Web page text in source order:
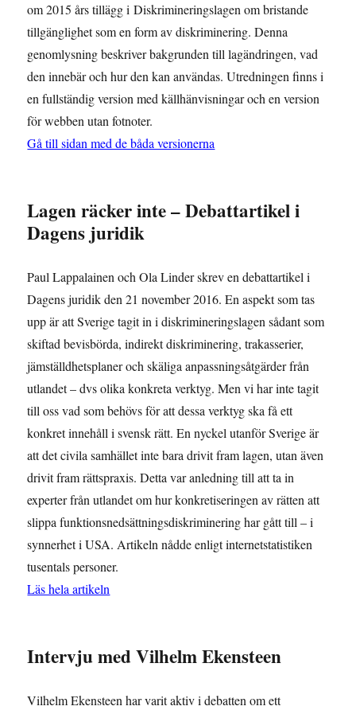
om 2015 års tillägg i Diskrimineringslagen om bristande
tillgänglighet som en form av diskriminering. Denna
genomlysning beskriver bakgrunden till lagändringen, vad
den innebär och hur den kan användas. Utredningen finns i
en fullständig version med källhänvisningar och en version
för webben utan fotnoter.
Gå till sidan med de båda versionerna
Lagen räcker inte – Debattartikel i
Dagens juridik
Paul Lappalainen och Ola Linder skrev en debattartikel i
Dagens juridik den 21 november 2016. En aspekt som tas
upp är att Sverige tagit in i diskrimineringslagen sådant som
skiftad bevisbörda, indirekt diskriminering, trakasserier,
jämställdhetsplaner och skäliga anpassningsåtgärder från
utlandet – dvs olika konkreta verktyg. Men vi har inte tagit
till oss vad som behövs för att dessa verktyg ska få ett
konkret innehåll i svensk rätt. En nyckel utanför Sverige är
att det civila samhället inte bara drivit fram lagen, utan även
drivit fram rättspraxis. Detta var anledning till att ta in
experter från utlandet om hur konkretiseringen av rätten att
slippa funktionsnedsättningsdiskriminering har gått till – i
synnerhet i USA. Artikeln nådde enligt internetstatistiken
tusentals personer.
Läs hela artikeln
Intervju med Vilhelm Ekensteen
Vilhelm Ekensteen har varit aktiv i debatten om ett